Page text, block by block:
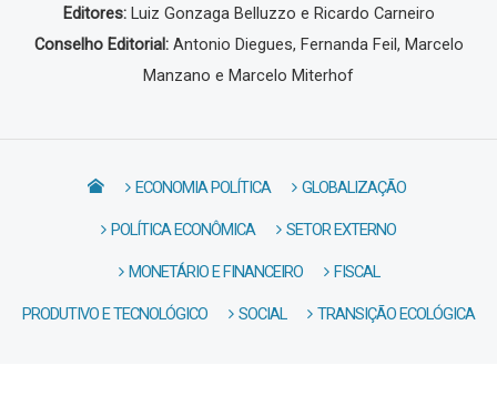
Editores: Luiz Gonzaga Belluzzo e Ricardo Carneiro
Conselho Editorial: Antonio Diegues, Fernanda Feil, Marcelo
Manzano e Marcelo Miterhof
ECONOMIA POLÍTICA GLOBALIZAÇÃO
POLÍTICA ECONÔMICA SETOR EXTERNO
MONETÁRIO E FINANCEIRO FISCAL
PRODUTIVO E TECNOLÓGICO SOCIAL TRANSIÇÃO ECOLÓGICA